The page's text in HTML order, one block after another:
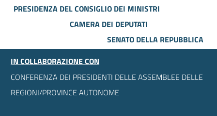
PRESIDENZA DEL CONSIGLIO DEI MINISTRI
CAMERA DEI DEPUTATI
SENATO DELLA REPUBBLICA
IN COLLABORAZIONE CON
CONFERENZA DEI PRESIDENTI DELLE ASSEMBLEE DELLE
REGIONI/PROVINCE AUTONOME